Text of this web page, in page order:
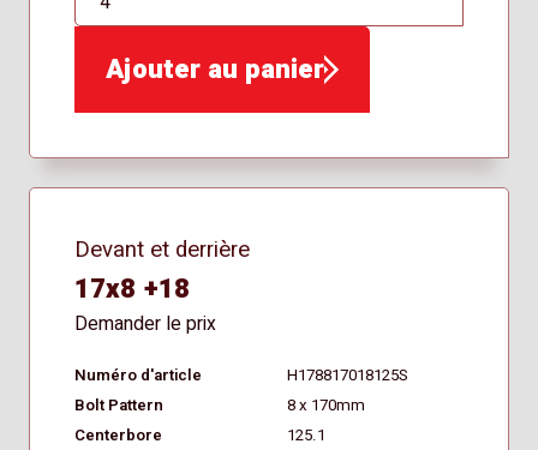
QTÉ
Ajouter au panier
Devant et derrière
17x8 +18
Demander le prix
Numéro d'article
H178817018125S
Bolt Pattern
8 x 170mm
Centerbore
125.1